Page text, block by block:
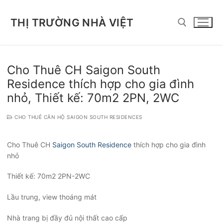
THỊ TRƯỜNG NHÀ VIỆT
Cho Thuê CH Saigon South
Residence thích hợp cho gia đình
nhỏ, Thiết kế: 70m2 2PN, 2WC
CHO THUÊ CĂN HỘ SAIGON SOUTH RESIDENCES
Cho Thuê CH Saigon South Residence thích hợp cho gia đình
nhỏ
Thiết kế: 70m2 2PN-2WC
Lầu trung, view thoáng mát
Nhà trang bị đầy đủ nội thất cao cấp